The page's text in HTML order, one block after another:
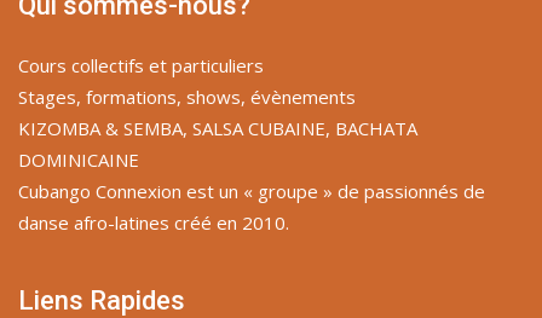
Cours collectifs et particuliers
Stages, formations, shows, évènements
KIZOMBA & SEMBA, SALSA CUBAINE, BACHATA
DOMINICAINE
Cubango Connexion est un « groupe » de passionnés de
danse afro-latines créé en 2010.
Liens Rapides